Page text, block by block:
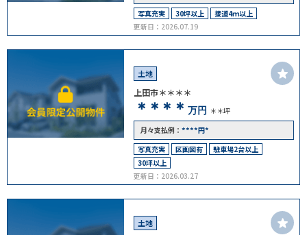
写真充実 30坪以上
接道4ｍ以上
更新日：2026.07.19
土地
上田市＊＊＊＊
＊＊＊＊ 万円 ＊＊坪
月々支払例：****円*
写真充実 区画図有
駐車場2台以上
30坪以上
更新日：2026.03.27
土地